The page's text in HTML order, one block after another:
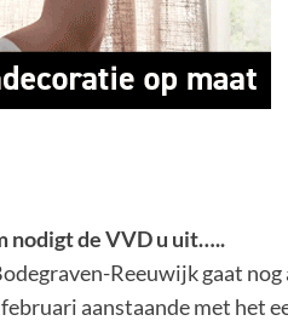
nodigt de VVD u uit…..
Reeuwijk gaat
aanstaande met het